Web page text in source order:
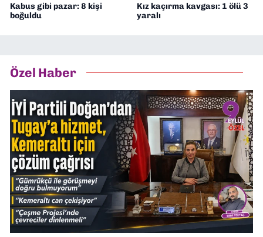
Kabus gibi pazar: 8 kişi
boğuldu
Kız kaçırma kavgası: 1 ölü 3
yaralı
Özel Haber